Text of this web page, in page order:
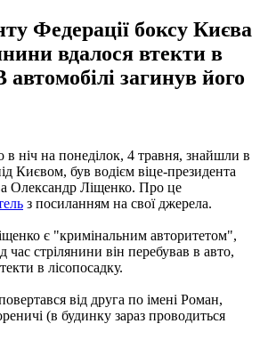
Федерації боксу Києва
вдалося втекти в
автомобілі загинув його
в ніч на понеділок, 4 травня, знайшли в
Києвом, був водієм віце-президента
Олександр Ліщенко. Про це
з посиланням на свої джерела.
є "кримінальним авторитетом",
стрілянини він перебував в авто,
в лісопосадку.
від друга по імені Роман,
(в будинку зараз проводиться